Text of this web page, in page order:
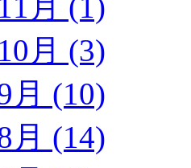
月 (3)
月 (10)
月 (14)